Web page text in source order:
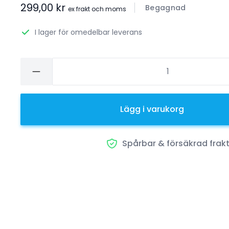
299,00 kr ex frakt och moms Begagnad
I lager för omedelbar leverans
Lägg i varukorg
Spårbar & försäkrad frakt